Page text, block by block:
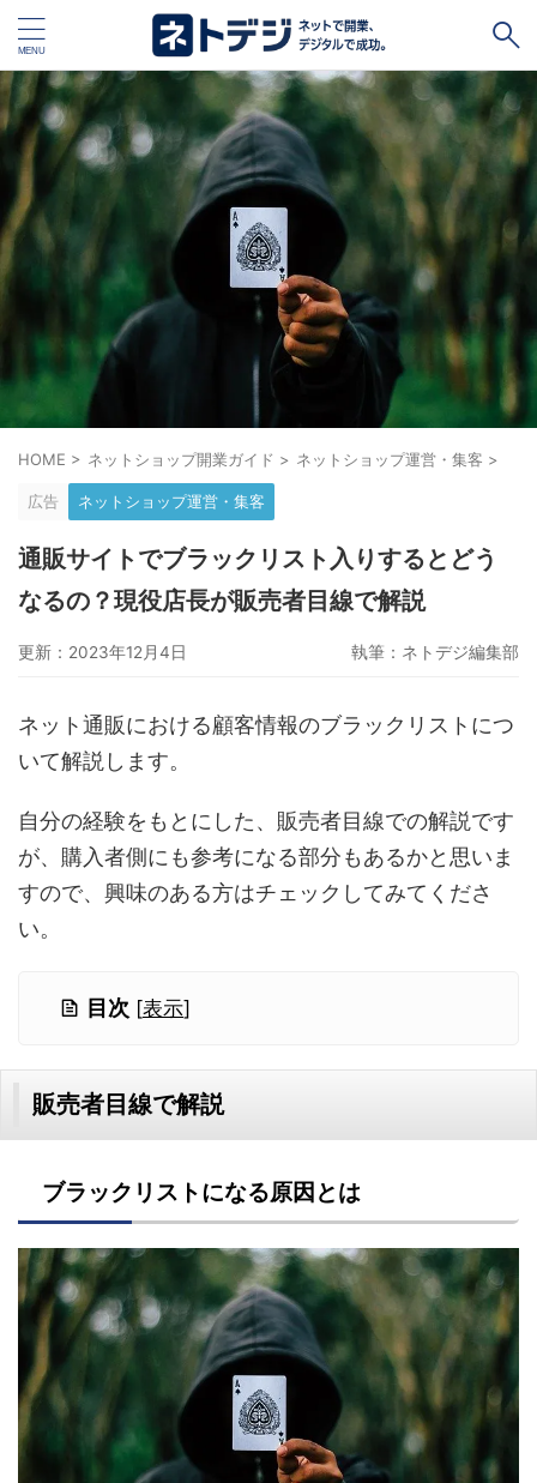
タグ
キャッシュレス Square BASE STORES
ネットショップ開設１vs１ 無料ネットショップ
予約管理システム Shopify Air ビジネスツールズ
ペライチ キャッシュレス決済端末１vs１ ジンドゥー
POSレジ カラーミーショップ
楽天ペイ stera pack WordPress
ハンドメイド販売 ホームページ作成サービス１vs１
グーペ デジタルコンテンツ販売 仕入れサイト
Ameba Ownd makeshop 無料ビジネスツール
イージーマイショップ ネットショップ開業準備 越境EC
HOME > ネットショップ開業ガイド > ネットショップ運営・集客 >
広告 ネットショップ運営・集客
通販サイトでブラックリスト入りするとどう
なるの？現役店長が販売者目線で解説
更新：2023年12月4日 執筆： ネトデジ編集部
ネット通販における顧客情報のブラックリストにつ
いて解説します。
自分の経験をもとにした、販売者目線での解説です
が、購入者側にも参考になる部分もあるかと思いま
すので、興味のある方はチェックしてみてくださ
い。
目次 [表示]
販売者目線で解説
ブラックリストになる原因とは